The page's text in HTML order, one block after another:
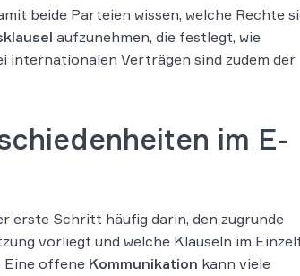
beide Parteien wissen, welche Rechte
aufzunehmen, die festlegt, wie
internationalen Verträgen sind zudem der
im E-
erste Schritt häufig darin, den zugrunde
vorliegt und welche Klauseln im
Eine offene Kommunikation kann viele